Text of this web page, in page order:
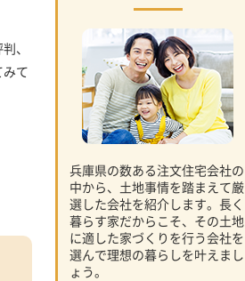
、
て
兵庫県の数ある注文住宅会社の
中から、土地事情を踏まえて厳
選した会社を紹介します。長く
暮らす家だからこそ、その土地
に適した家づくりを行う会社を
選んで理想の暮らしを叶えまし
ょう。